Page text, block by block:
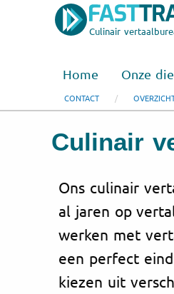
Culinair
Home Onze
CONTACT
Culinair
Ons culinair
al jaren op
werken met
een perfect
kiezen uit